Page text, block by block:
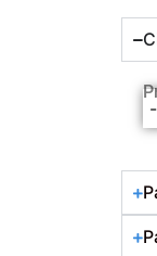
-